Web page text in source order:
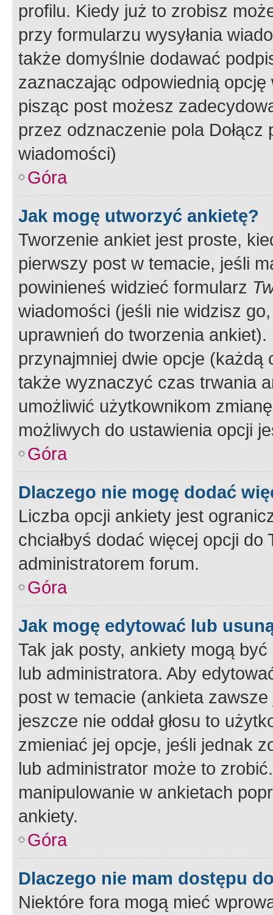
profilu. Kiedy już to zrobisz
przy formularzu wysyłania
także domyślnie dodawać
zaznaczając odpowiednią
pisząc post możesz
przez odznaczenie pola
wiadomości)
Góra
Jak mogę utworzyć ankietę?
Tworzenie ankiet jest proste,
pierwszy post w temacie, jeśli
powinieneś widzieć formularz
wiadomości (jeśli nie widzisz
uprawnień do tworzenia
przynajmniej dwie opcje
także wyznaczyć czas trwania
umożliwić użytkownikom
możliwych do ustawienia opcji
Góra
Dlaczego nie mogę dodać
Liczba opcji ankiety jest
chciałbyś dodać więcej opcji
administratorem forum.
Góra
Jak mogę edytować lub
Tak jak posty, ankiety mogą
lub administratora. Aby
post w temacie (ankieta
jeszcze nie oddał głosu to
zmieniać jej opcje, jeśli jednak
lub administrator może to
manipulowanie w ankietach
ankiety.
Góra
Dlaczego nie mam dostępu
Niektóre fora mogą mieć